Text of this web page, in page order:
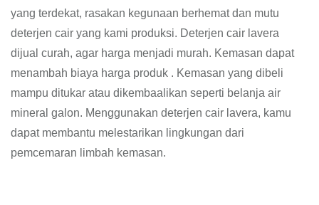
yang terdekat, rasakan kegunaan berhemat dan mutu
deterjen cair yang kami produksi. Deterjen cair lavera
dijual curah, agar harga menjadi murah. Kemasan dapat
menambah biaya harga produk . Kemasan yang dibeli
mampu ditukar atau dikembaalikan seperti belanja air
mineral galon. Menggunakan deterjen cair lavera, kamu
dapat membantu melestarikan lingkungan dari
pemcemaran limbah kemasan.